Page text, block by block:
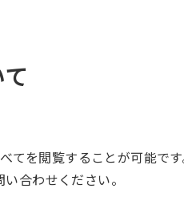
てを閲覧することが可能で
合わせください。